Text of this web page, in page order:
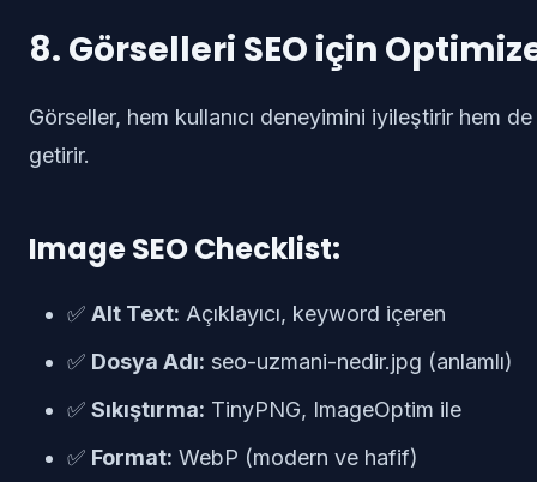
8. Görselleri SEO için
Görseller, hem kullanıcı deneyimini iyileştirir hem
getirir.
Image SEO Checklist:
✅ Alt Text: Açıklayıcı, keyword içeren
✅ Dosya Adı: seo-uzmani-nedir.jpg (anlamlı)
✅ Sıkıştırma: TinyPNG, ImageOptim ile
✅ Format: WebP (modern ve hafif)